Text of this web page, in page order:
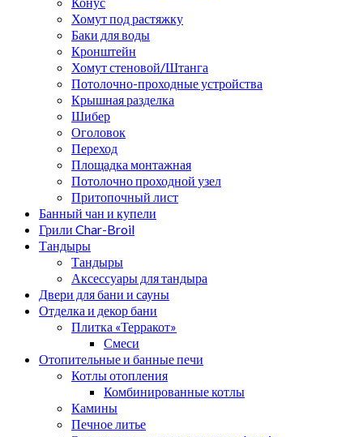
Хомут под растяжку
Баки для воды
Кронштейн
Хомут стеновой/Штанга
Потолочно-проходные устройства
Крышная разделка
Шибер
Оголовок
Переход
Площадка монтажная
Потолочно проходной узел
Притопочный лист
Банный чан и купели
Грили Char-Broil
Тандыры
Тандыры
Аксессуары для тандыра
Двери для бани и сауны
Отделка и декор бани
Плитка «Терракот»
Смеси
Отопительные и банные печи
Котлы отопления
Комбинированные котлы
Камины
Печное литье